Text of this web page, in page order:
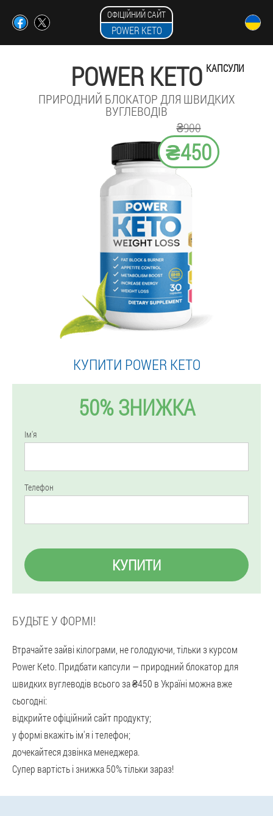
ОФІЦІЙНИЙ САЙТ
POWER KETO
POWER KETO КАПСУЛИ
ПРИРОДНИЙ БЛОКАТОР ДЛЯ ШВИДКИХ
ВУГЛЕВОДІВ
₴900
₴450
КУПИТИ POWER KETO
50% ЗНИЖКА
Ім'я
Телефон
КУПИТИ
БУДЬТЕ У ФОРМІ!
Втрачайте зайві кілограми, не голодуючи, тільки з курсом
Power Keto. Придбати капсули — природний блокатор для
швидких вуглеводів всього за ₴450 в Україні можна вже
сьогодні:
відкрийте офіційний сайт продукту;
у формі вкажіть ім'я і телефон;
дочекайтеся дзвінка менеджера.
Супер вартість і знижка 50% тільки зараз!